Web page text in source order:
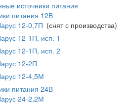
источники питания
питания 12В
12-0,7П (снят с производства)
12-1П, исп. 1
12-1П, исп. 2
12-2П
12-4,5М
питания 24В
24-2,2М